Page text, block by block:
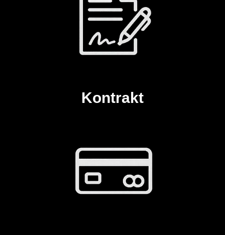
Kontrakt